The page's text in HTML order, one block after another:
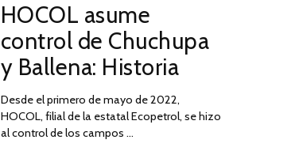
ON
DE
2026
HOCOL asume
control de Chuchupa
y Ballena: Historia
Desde el primero de mayo de 2022,
HOCOL, filial de la estatal Ecopetrol, se hizo
al control de los campos …